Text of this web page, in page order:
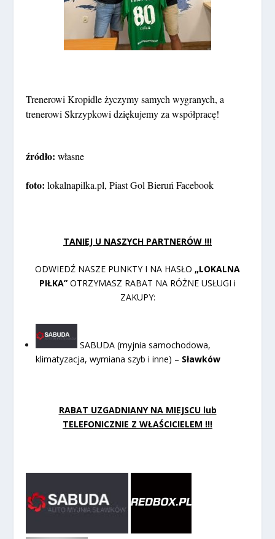
Trenerowi Kropidle życzymy samych wygranych, a
trenerowi Skrzypkowi dziękujemy za współpracę!
źródło:własne
foto:lokalnapilka.pl, Piast Gol Bieruń Facebook
TANIEJ U NASZYCH PARTNERÓW !!!
ODWIEDŹ NASZE PUNKTY I NA HASŁO „LOKALNA
PIŁKA” OTRZYMASZ RABAT NA RÓŻNE USŁUGI i
ZAKUPY:
SABUDA (myjnia samochodowa,
klimatyzacja, wymiana szyb i inne) – Sławków
RABAT UZGADNIANY NA MIEJSCU lub
TELEFONICZNIE Z WŁAŚCICIELEM !!!